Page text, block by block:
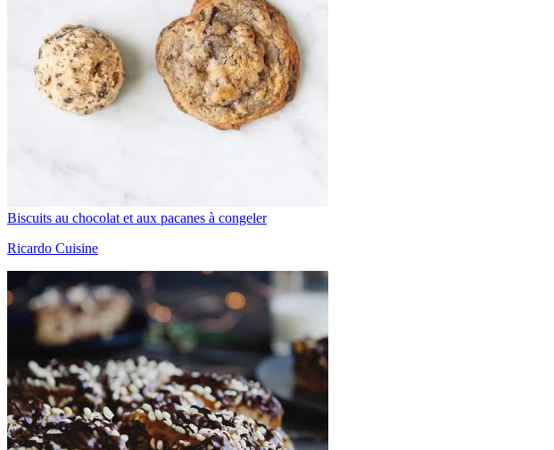
Biscuits au chocolat et aux pacanes à congeler
Ricardo Cuisine